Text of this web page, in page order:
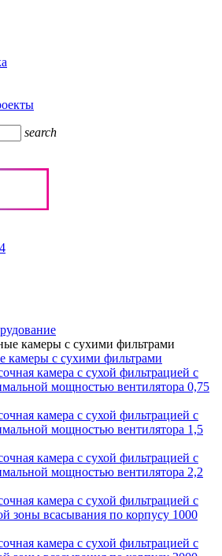
search
камеры с сухими фильтрами
камера с сухой фильтрацией с
мощностью вентилятора 0,75
камера с сухой фильтрацией с
мощностью вентилятора 1,5
камера с сухой фильтрацией с
мощностью вентилятора 2,2
камера с сухой фильтрацией с
зоны всасывания по корпусу 1000
камера с сухой фильтрацией с